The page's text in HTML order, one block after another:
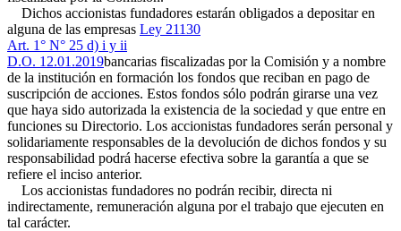
Dichos accionistas fundadores estarán obligados a depositar en
alguna de las empresas Ley 21130
Art. 1° N° 25 d) i y ii
D.O. 12.01.2019bancarias fiscalizadas por la Comisión y a nombre
de la institución en formación los fondos que reciban en pago de
suscripción de acciones. Estos fondos sólo podrán girarse una vez
que haya sido autorizada la existencia de la sociedad y que entre en
funciones su Directorio. Los accionistas fundadores serán personal y
solidariamente responsables de la devolución de dichos fondos y su
responsabilidad podrá hacerse efectiva sobre la garantía a que se
refiere el inciso anterior.
Los accionistas fundadores no podrán recibir, directa ni
indirectamente, remuneración alguna por el trabajo que ejecuten en
tal carácter.